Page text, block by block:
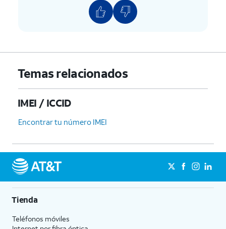
Temas relacionados
IMEI / ICCID
Encontrar tu número IMEI
Tienda
Teléfonos móviles